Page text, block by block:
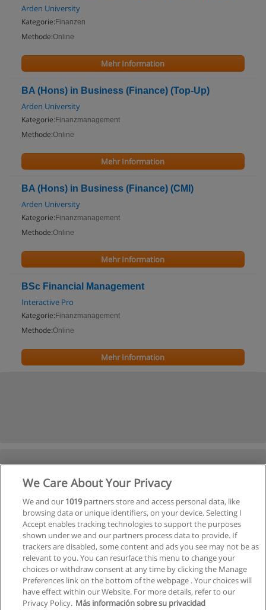
Arden University
Kategorie: Finanzen
Methode:Online
Mehr Information
BA (Hons) in Business (Finance) (Top-Up)
Arden University
Kategorie: Finanzmanagement
Methode:Online
Mehr Information
BA (Hons) in Business (Finance) (CMI)
Arden University
Kategorie: Finanzmanagement
Methode:Online
Mehr Information
BSc Financial Management
Interactive Pro
Kategorie: Finanzmanagement
Methode:Online
Mehr Information
We Care About Your Privacy
We and our 1019partners store and access personal data, like
browsing data or unique identifiers, on your device. Selecting I
Accept enables tracking technologies to support the purposes
shown under we and our partners process data to provide. If
trackers are disabled, some content and ads you see may not be as
relevant to you. You can resurface this menu to change your
choices or withdraw consent at any time by clicking the Manage
Preferences link on the bottom of the webpage . Your choices will
have effect within our Website. For more details, refer to our
Privacy Policy. Más información sobre su privacidad